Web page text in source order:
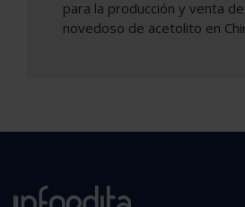
para la producción y venta
novedoso de acetolito en